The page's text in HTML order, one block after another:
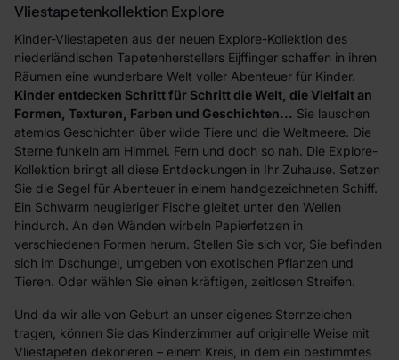
Vliestapetenkollektion Explore
Kinder-Vliestapeten aus der neuen Explore-Kollektion des
niederländischen Tapetenherstellers Eijffinger schaffen in ihren
Räumen eine wunderbare Welt voller Abenteuer für Kinder.
Kinder entdecken Schritt für Schritt die Welt, die Vielfalt an
Formen, Texturen, Farben und Geschichten... Sie lauschen
atemlos Geschichten über wilde Tiere und die Weltmeere. Die
Sterne funkeln am Himmel. Fern und doch so nah. Die Explore-
Kollektion bringt all diese Entdeckungen in Ihr Zuhause. Setzen
Sie die Segel für Abenteuer in einem handgezeichneten Schiff.
Ein Schwarm neugieriger Fische gleitet unter den Wellen
hindurch. An den Wänden wirbeln Papierfetzen in
verschiedenen Formen herum. Stellen Sie sich vor, Sie befinden
sich im Dschungel, umgeben von exotischen Pflanzen und
Tieren. Oder wählen Sie einen kräftigen, zeitlosen Streifen.
Und da wir alle von Geburt an unser eigenes Sternzeichen
tragen, können Sie das Kinderzimmer auf originelle Weise mit
Vliestapeten dekorieren – einem Kreis, in dem ein bestimmtes